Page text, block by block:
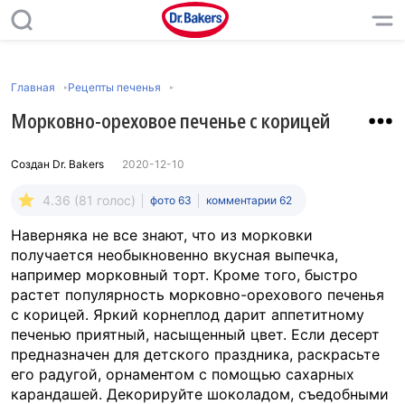
Главная Рецепты печенья
Морковно-ореховое печенье с корицей
Создан Dr. Bakers 2020-12-10
4.36 (81 голос) фото 63 комментарии 62
Наверняка не все знают, что из морковки
получается необыкновенно вкусная выпечка,
например морковный торт. Кроме того, быстро
растет популярность морковно-орехового печенья
с корицей. Яркий корнеплод дарит аппетитному
печенью приятный, насыщенный цвет. Если десерт
предназначен для детского праздника, раскрасьте
его радугой, орнаментом с помощью сахарных
карандашей. Декорируйте шоколадом, съедобными